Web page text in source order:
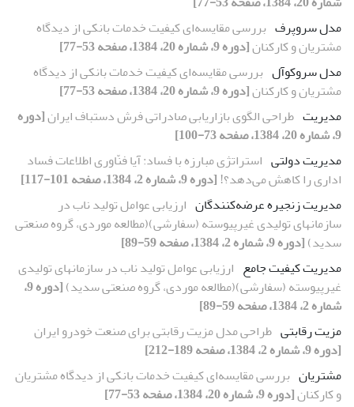
مدل سروپرف بررسی مقایسه‌ای کیفیت خدمات بانکی از دیدگاه
مشتریان و کارکنان[دوره 9، شماره 20، 1384، صفحه 53-77]
مدل سروکوآل بررسی مقایسه‌ای کیفیت خدمات بانکی از دیدگاه
مشتریان و کارکنان[دوره 9، شماره 20، 1384، صفحه 53-77]
مدیریت طراحی الگوی بازاریابی صادراتی فرش دستباف ایران[دوره
9، شماره 20، 1384، صفحه 73-100]
مدیریت دولتی استراتژی مبارزه با فساد: آیا فنّاوری اطلاعات فساد
اداری را کاهش می‌دهد؟! [دوره 9، شماره 2، 1384، صفحه 101-117]
مدیریت زنجیره عرضه‌کنندگان ارزیابی عوامل تولید ناب در
سازمانهای تولیدی غیرپیوسته (سفارشی)(مطالعه موردی، گروه صنعتی
سدید)[دوره 9، شماره 2، 1384، صفحه 59-89]
مدیریت کیفیت جامع ارزیابی عوامل تولید ناب در سازمانهای تولیدی
غیرپیوسته (سفارشی)(مطالعه موردی، گروه صنعتی سدید)
[دوره 9،
شماره 2، 1384، صفحه 59-89]
مزیت رقابتی طراحی مدل مزیت رقابتی برای صنعت خودرو ایران
[دوره 9، شماره 2، 1384، صفحه 189-212]
مشتریان بررسی مقایسه‌ای کیفیت خدمات بانکی از دیدگاه مشتریان
و کارکنان[دوره 9، شماره 20، 1384، صفحه 53-77]